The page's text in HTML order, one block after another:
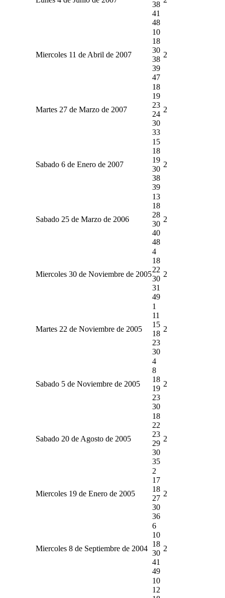
38
41
48
Miercoles 11 de Abril de 2007
10
18
30
38
39
47
2
Martes 27 de Marzo de 2007
18
19
23
24
30
33
2
Sabado 6 de Enero de 2007
15
18
19
30
38
39
2
Sabado 25 de Marzo de 2006
13
18
28
30
40
48
2
Miercoles 30 de Noviembre de 2005
4
18
22
30
31
49
2
Martes 22 de Noviembre de 2005
1
11
15
18
23
30
2
Sabado 5 de Noviembre de 2005
4
8
18
19
23
30
2
Sabado 20 de Agosto de 2005
18
22
23
29
30
35
2
Miercoles 19 de Enero de 2005
2
17
18
27
30
36
2
Miercoles 8 de Septiembre de 2004
6
10
18
30
41
49
2
10
12